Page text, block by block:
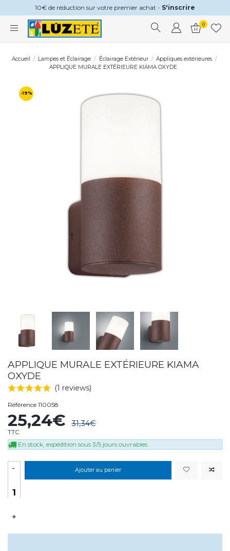
10€ de réduction sur votre premier achat - S'inscrire
0
Accueil Lampes et Éclairage Éclairage Extérieur
Appliques extérieures
APPLIQUE MURALE EXTÉRIEURE KIAMA OXYDE
-19%
APPLIQUE MURALE EXTÉRIEURE KIAMA
OXYDE
(1 reviews)
Référence 110058
25,24€ 31,34€
TTC
En stock, expédition sous 3/5 jours ouvrables
-
+
Ajouter au panier